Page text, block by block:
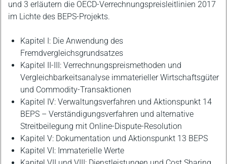
und 3 erläutern die OECD-Verrechnungspreisleitlinien 2017
im Lichte des BEPS-Projekts.
Kapitel I: Die Anwendung des
Fremdvergleichsgrundsatzes
Kapitel II-III: Verrechnungspreismethoden und
Vergleichbarkeitsanalyse immaterieller Wirtschaftsgüter
und Commodity-Transaktionen
Kapitel IV: Verwaltungsverfahren und Aktionspunkt 14
BEPS – Verständigungsverfahren und alternative
Streitbeilegung mit Online-Dispute-Resolution
Kapitel V: Dokumentation und Aktionspunkt 13 BEPS
Kapitel VI: Immaterielle Werte